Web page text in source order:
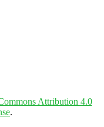
Attribution 4.0
.